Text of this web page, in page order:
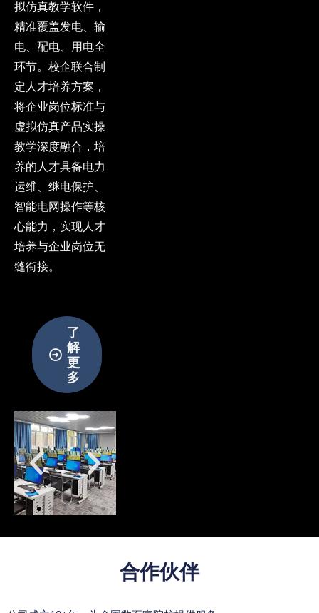
拟仿真教学软件，
精准覆盖发电、输
电、配电、用电全
环节。校企联合制
定人才培养方案，
将企业岗位标准与
虚拟仿真产品实操
教学深度融合，培
养的人才具备电力
运维、继电保护、
智能电网操作等核
心能力，实现人才
培养与企业岗位无
缝衔接。
了
解
更
多
合作伙伴